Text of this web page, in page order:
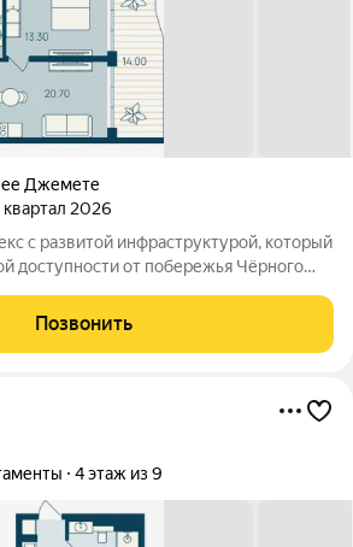
Джемете
квартал 2026
с развитой инфраструктурой, который
доступности от побережья Чёрного
комплекса включает: -
бассейн с
Позвонить
4 этаж из 9